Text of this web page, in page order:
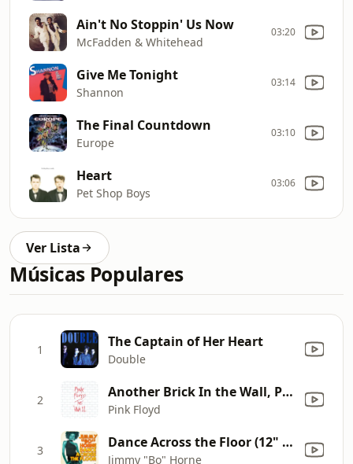
Ain't No Stoppin' Us Now
McFadden & Whitehead
03:20
Give Me Tonight
Shannon
03:14
The Final Countdown
Europe
03:10
Heart
Pet Shop Boys
03:06
Ver Lista
Músicas Populares
1 The Captain of Her Heart
Double
2 Another Brick In the Wall, Pt. 2
Pink Floyd
3 Dance Across the Floor (12" Mix)
Jimmy "Bo" Horne